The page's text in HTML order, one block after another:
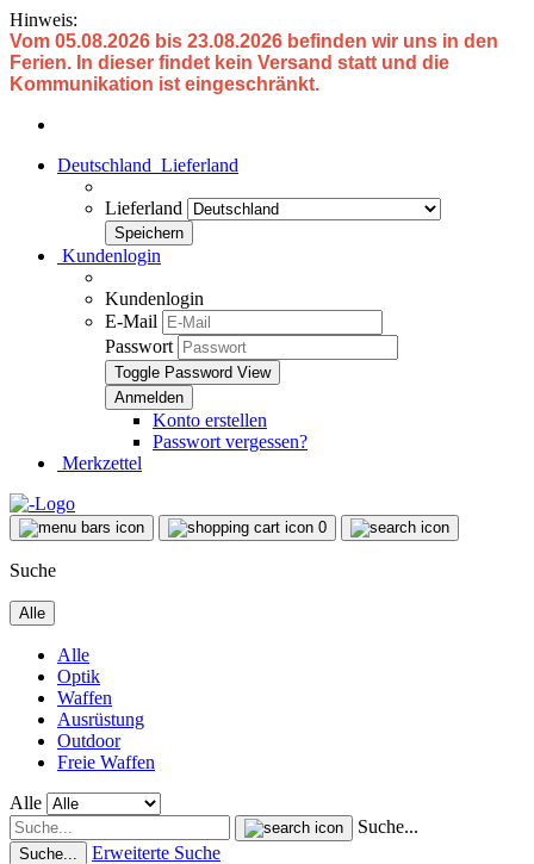
Hinweis:
Vom 05.08.2026 bis 23.08.2026 befinden wir uns in den
Ferien. In dieser findet kein Versand statt und die
Kommunikation ist eingeschränkt.
Deutschland Lieferland
Lieferland
Kundenlogin
Kundenlogin
E-Mail
Passwort
Toggle Password View
Konto erstellen
Passwort vergessen?
Merkzettel
0
Suche
Alle
Alle
Optik
Waffen
Ausrüstung
Outdoor
Freie Waffen
Alle
Suche...
Suche... Erweiterte Suche